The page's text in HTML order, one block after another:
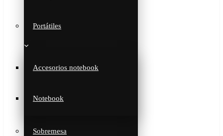
Portátiles
Accesorios notebook
Notebook
Sobremesa